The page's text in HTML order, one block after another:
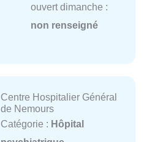
ouvert dimanche :
non renseigné
Centre Hospitalier Général
de Nemours
Catégorie : Hôpital